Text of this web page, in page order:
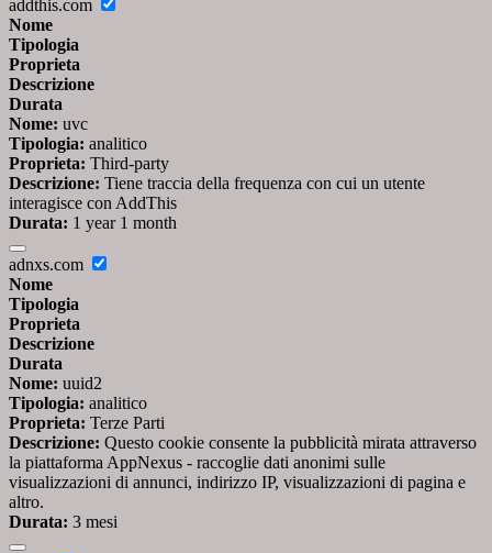
addthis.com
Nome
Tipologia
Proprieta
Descrizione
Durata
Nome: uvc
Tipologia: analitico
Proprieta: Third-party
Descrizione: Tiene traccia della frequenza con cui un utente
interagisce con AddThis
Durata: 1 year 1 month
adnxs.com
Nome
Tipologia
Proprieta
Descrizione
Durata
Nome: uuid2
Tipologia: analitico
Proprieta: Terze Parti
Descrizione: Questo cookie consente la pubblicità mirata attraverso
la piattaforma AppNexus - raccoglie dati anonimi sulle
visualizzazioni di annunci, indirizzo IP, visualizzazioni di pagina e
altro.
Durata: 3 mesi